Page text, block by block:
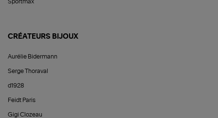
Sportmax
CRÉATEURS BIJOUX
Aurélie Bidermann
Serge Thoraval
d1928
Feidt Paris
Gigi Clozeau